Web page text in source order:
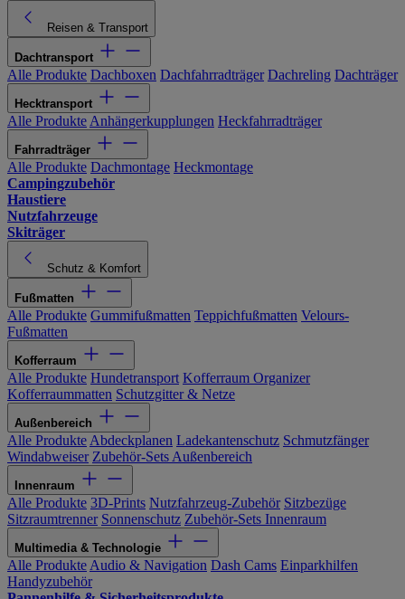
Reisen & Transport
Dachtransport
Alle Produkte Dachboxen Dachfahrradträger Dachreling Dachträger
Hecktransport
Alle Produkte Anhängerkupplungen Heckfahrradträger
Fahrradträger
Alle Produkte Dachmontage Heckmontage
Campingzubehör
Haustiere
Nutzfahrzeuge
Skiträger
Schutz & Komfort
Fußmatten
Alle Produkte Gummifußmatten Teppichfußmatten Velours-
Fußmatten
Kofferraum
Alle Produkte Hundetransport Kofferraum Organizer
Kofferraummatten Schutzgitter & Netze
Außenbereich
Alle Produkte Abdeckplanen Ladekantenschutz Schmutzfänger
Windabweiser Zubehör-Sets Außenbereich
Innenraum
Alle Produkte 3D-Prints Nutzfahrzeug-Zubehör Sitzbezüge
Sitzraumtrenner Sonnenschutz Zubehör-Sets Innenraum
Multimedia & Technologie
Alle Produkte Audio & Navigation Dash Cams Einparkhilfen
Handyzubehör